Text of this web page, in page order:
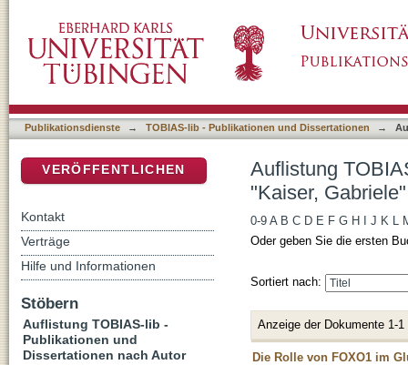
Publikationsdienste → TOBIAS-lib - Publikationen und Dissertationen →
Auflistung
"Kaiser, Gabriele"
0-9 A B C D E F G H J K L
Oder geben Sie die ersten
Sortiert nach:
Anzeige der Dokumente 1-1
Die Rolle von FOXO1 im
VERÖFFENTLICHEN
Kontakt
Verträge
Hilfe und Informationen
Stöbern
Auflistung TOBIAS-lib -
Publikationen und
Dissertationen nach Autor